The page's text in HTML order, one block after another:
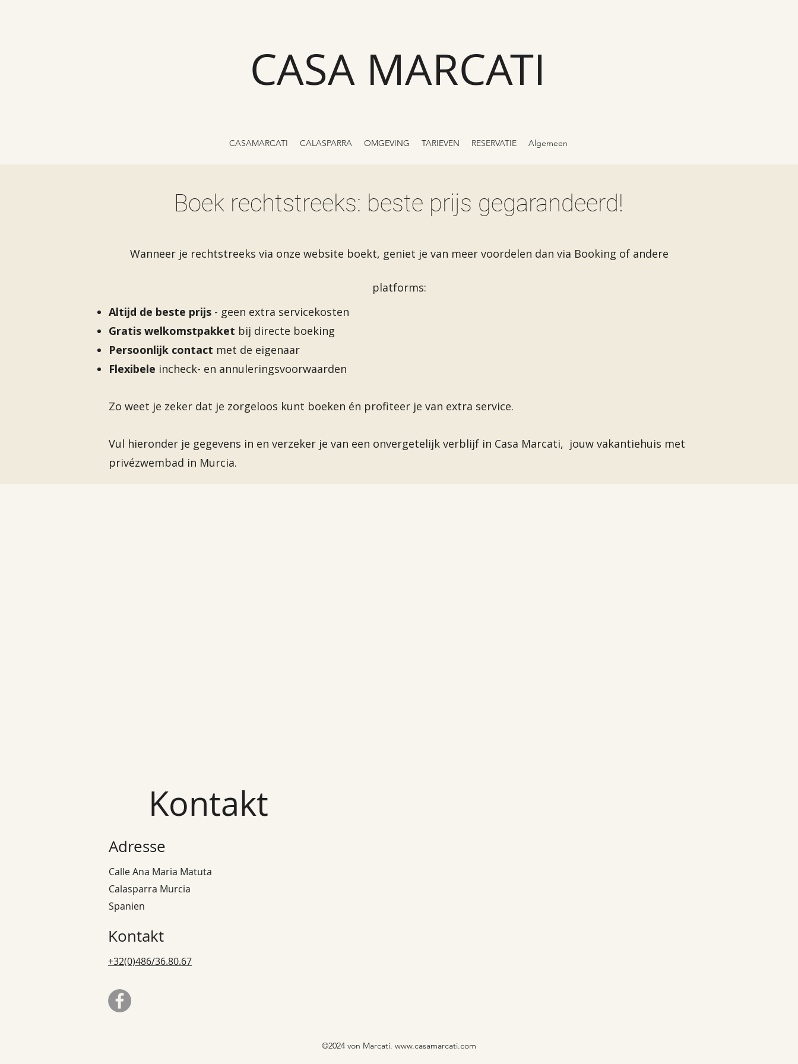
CASA MARCATI
CASAMARCATI CALASPARRA OMGEVING TARIEVEN RESERVATIE Algemeen
Boek rechtstreeks: beste prijs gegarandeerd!
Wanneer je rechtstreeks via onze website boekt, geniet je van meer voordelen dan via Booking of andere
platforms:
Altijd de beste prijs - geen extra servicekosten
Gratis welkomstpakket bij directe boeking
Persoonlijk contact met de eigenaar
Flexibele incheck- en annuleringsvoorwaarden
Zo weet je zeker dat je zorgeloos kunt boeken én profiteer je van extra service.
Vul hieronder je gegevens in en verzeker je van een onvergetelijk verblijf in Casa Marcati, jouw vakantiehuis met
privézwembad in Murcia.
Kontakt
Adresse
Calle Ana Maria Matuta
Calasparra Murcia
Spanien
Kontakt
+32(0)486/36.80.67
©2024 von Marcati. www.casamarcati.com